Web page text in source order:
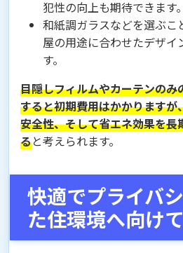
犯性の向上も期待できます。
和紙調ガラスなどを選ぶこ
屋の用途に合わせたデザイ
す。
目隠しフィルムやカーテンのみ
すると初期費用はかかりますが
安全性、そして省エネ効果を長
ると考えられます。
快適でプライバ
た住環境へ向けて